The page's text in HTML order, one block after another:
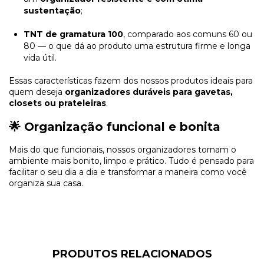
sustentação;
TNT de gramatura 100, comparado aos comuns 60 ou
80 — o que dá ao produto uma estrutura firme e longa
vida útil.
Essas características fazem dos nossos produtos ideais para
quem deseja organizadores duráveis para gavetas,
closets ou prateleiras.
🌟 Organização funcional e bonita
Mais do que funcionais, nossos organizadores tornam o
ambiente mais bonito, limpo e prático. Tudo é pensado para
facilitar o seu dia a dia e transformar a maneira como você
organiza sua casa.
PRODUTOS RELACIONADOS